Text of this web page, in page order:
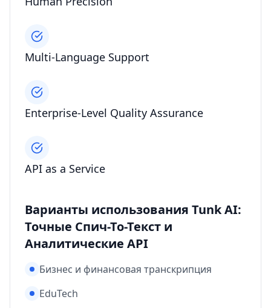
Multi-Language Support
Enterprise-Level Quality Assurance
API as a Service
Варианты использования Tunk AI:
Точные Спич-То-Текст и
Аналитические API
Бизнес и финансовая транскрипция
EduTech